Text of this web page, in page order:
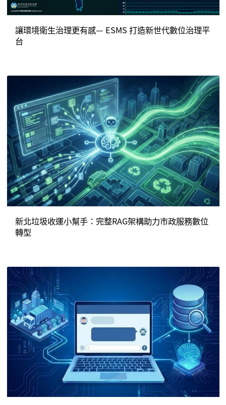
讓環境衛生治理更有感— ESMS 打造新世代數位治理平
台
新北垃圾收運小幫手：完整RAG架構助力市政服務數位
轉型